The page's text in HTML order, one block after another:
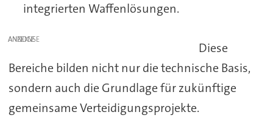
integrierten Waffenlösungen.
ANZEIGE
Diese
Bereiche bilden nicht nur die technische Basis,
sondern auch die Grundlage für zukünftige
gemeinsame Verteidigungsprojekte.